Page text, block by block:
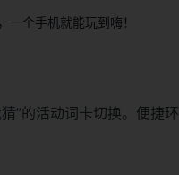
一个手机就能玩到嗨！
”的活动词卡切换。便捷环